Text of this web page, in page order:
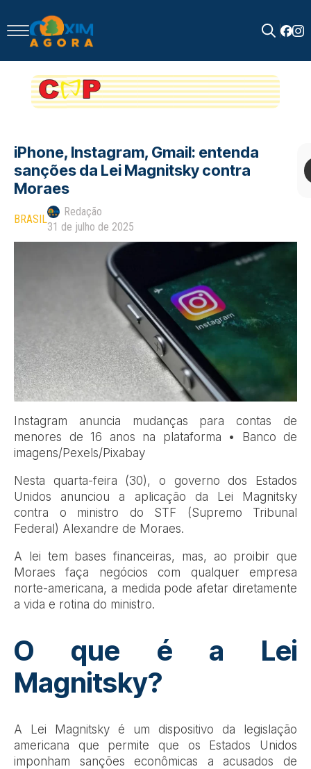
for:
iPhone, Instagram, Gmail: entenda
sanções da Lei Magnitsky contra
Moraes
BRASIL
Redação
31 de julho de 2025
Instagram anuncia mudanças para contas de
menores de 16 anos na plataforma • Banco de
imagens/Pexels/Pixabay
Nesta quarta-feira (30), o governo dos Estados
Unidos anunciou a aplicação da Lei Magnitsky
contra o ministro do STF (Supremo Tribunal
Federal) Alexandre de Moraes.
A lei tem bases financeiras, mas, ao proibir que
Moraes faça negócios com qualquer empresa
norte-americana, a medida pode afetar diretamente
a vida e rotina do ministro.
O que é a Lei
Magnitsky?
A Lei Magnitsky é um dispositivo da legislação
americana que permite que os Estados Unidos
imponham sanções econômicas a acusados de